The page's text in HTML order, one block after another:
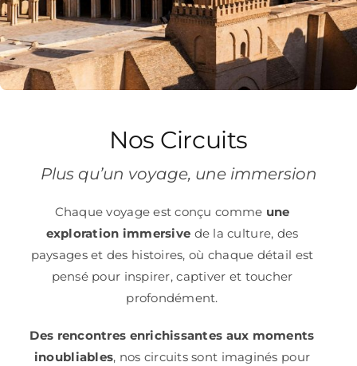
Nos Circuits
Plus qu’un voyage, une immersion
Chaque voyage est conçu comme une
exploration immersive de la culture, des
paysages et des histoires, où chaque détail est
pensé pour inspirer, captiver et toucher
profondément.
Des rencontres enrichissantes aux moments
inoubliables, nos circuits sont imaginés pour